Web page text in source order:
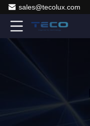
sales@tecolux.com